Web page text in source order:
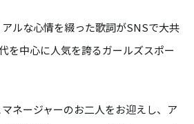
ルな心情を綴った歌詞がSNSで大共
を中心に人気を誇るガールズスポー
ネージャーのお二人をお迎えし、ア